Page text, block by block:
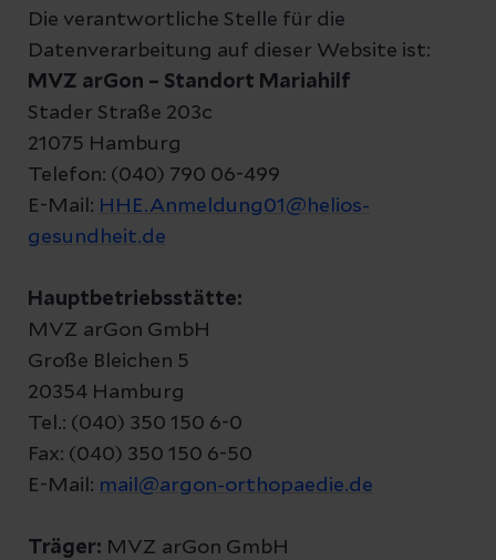
Die verantwortliche Stelle für die
Datenverarbeitung auf dieser Website ist:
MVZ arGon – Standort Mariahilf
Stader Straße 203c
21075 Hamburg
Telefon: (040) 790 06-499
E-Mail: HHE.Anmeldung01@helios-
gesundheit.de
Hauptbetriebsstätte:
MVZ arGon GmbH
Große Bleichen 5
20354 Hamburg
Tel.: (040) 350 150 6-0
Fax: (040) 350 150 6-50
E-Mail: mail@argon-orthopaedie.de
Träger: MVZ arGon GmbH